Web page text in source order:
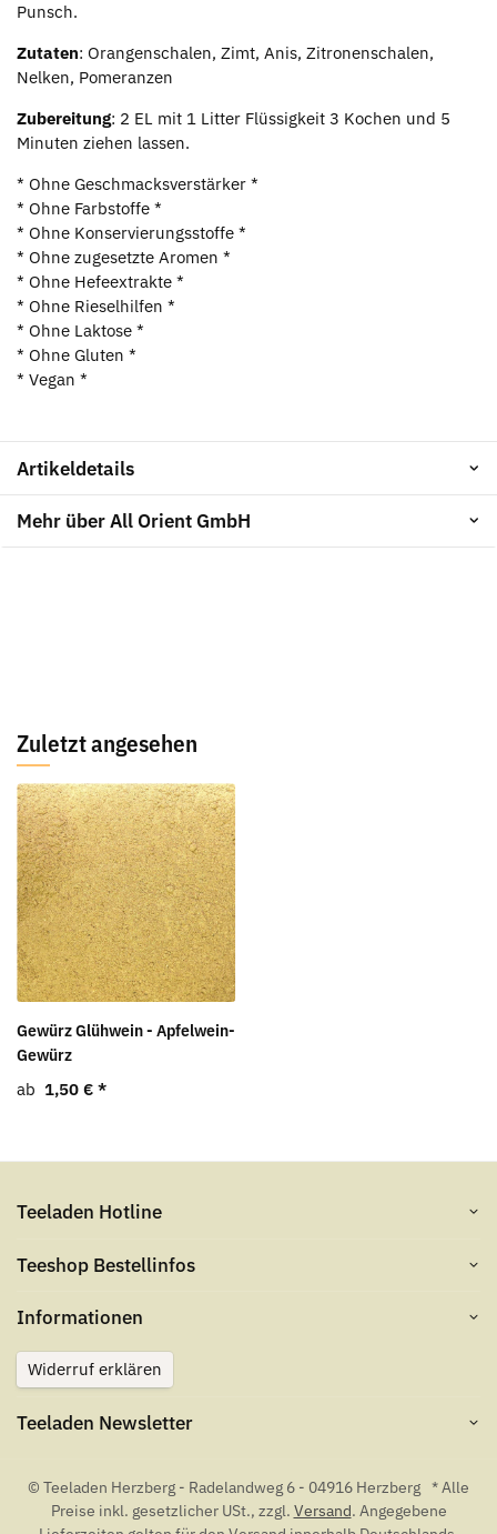
Punsch.
Zutaten: Orangenschalen, Zimt, Anis, Zitronenschalen,
Nelken, Pomeranzen
Zubereitung: 2 EL mit 1 Litter Flüssigkeit 3 Kochen und 5
Minuten ziehen lassen.
* Ohne Geschmacksverstärker *
* Ohne Farbstoffe *
* Ohne Konservierungsstoffe *
* Ohne zugesetzte Aromen *
* Ohne Hefeextrakte *
* Ohne Rieselhilfen *
* Ohne Laktose *
* Ohne Gluten *
* Vegan *
Artikeldetails
Mehr über All Orient GmbH
Zuletzt angesehen
Gewürz Glühwein - Apfelwein-
Gewürz
ab 1,50 € *
Teeladen Hotline
Teeshop Bestellinfos
Informationen
Widerruf erklären
Teeladen Newsletter
© Teeladen Herzberg - Radelandweg 6 - 04916 Herzberg * Alle
Preise inkl. gesetzlicher USt., zzgl. Versand. Angegebene